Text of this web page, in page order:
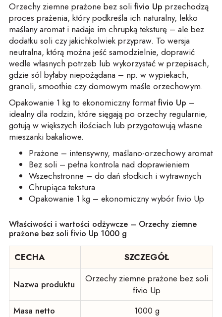
Orzechy ziemne prażone bez soli fivio Up przechodzą
proces prażenia, który podkreśla ich naturalny, lekko
maślany aromat i nadaje im chrupką teksturę – ale bez
dodatku soli czy jakichkolwiek przypraw. To wersja
neutralna, którą można jeść samodzielnie, doprawić
wedle własnych potrzeb lub wykorzystać w przepisach,
gdzie sól byłaby niepożądana – np. w wypiekach,
granoli, smoothie czy domowym maśle orzechowym.
Opakowanie 1 kg to ekonomiczny formatfivio Up –
idealny dla rodzin, które sięgają po orzechy regularnie,
gotują w większych ilościach lub przygotowują własne
mieszanki bakaliowe.
Prażone – intensywny, maślano-orzechowy aromat
Bez soli – pełna kontrola nad doprawieniem
Wszechstronne – do dań słodkich i wytrawnych
Chrupiąca tekstura
Opakowanie 1 kg – ekonomiczny wybór fivio Up
Właściwości i wartości odżywcze – Orzechy ziemne
prażone bez soli fivio Up 1000 g
CECHA SZCZEGÓŁ
Nazwa produktu
Orzechy ziemne prażone bez soli
fivio Up
Masa netto
1000 g